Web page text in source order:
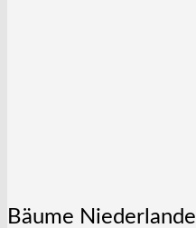
Bäume Niederlande